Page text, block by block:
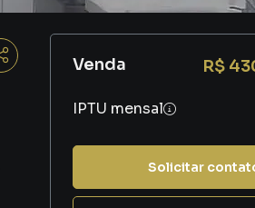
Venda R$
IPTU mensal
Solicitar